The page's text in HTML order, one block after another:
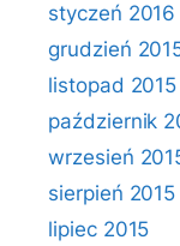
styczeń 2016
grudzień
listopad 2015
październik
wrzesień
sierpień 2015
lipiec 2015